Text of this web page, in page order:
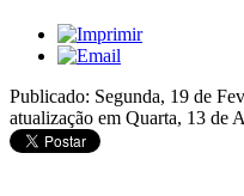
Publicado: Segunda, 19 de
atualização em Quarta, 13 de